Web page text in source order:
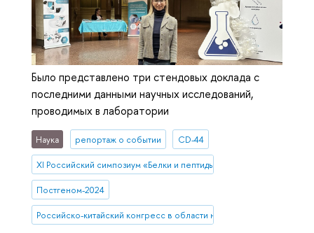
Было представлено три стендовых доклада с
последними данными научных исследований,
проводимых в лаборатории
Наука репортаж о событии CD-44
XI Российский симпозиум «Белки и пептиды»
Постгеном-2024
Российско-китайский конгресс в области наук о жизни